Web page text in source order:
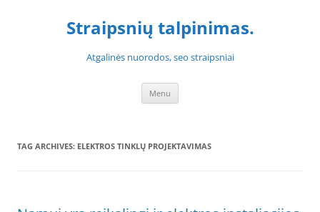
Straipsnių talpinimas.
Atgalinės nuorodos, seo straipsniai
Menu
TAG ARCHIVES: ELEKTROS TINKLŲ PROJEKTAVIMAS